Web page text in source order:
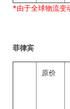
*由于全球物流变
菲律宾
原价